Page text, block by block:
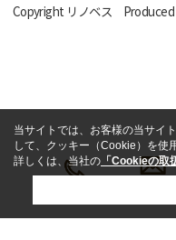
Copyright リノベス Produced
当サイトでは、お客様の当サイ
して、クッキー（Cookie）を使
詳しくは、当社の 「Cookieの取